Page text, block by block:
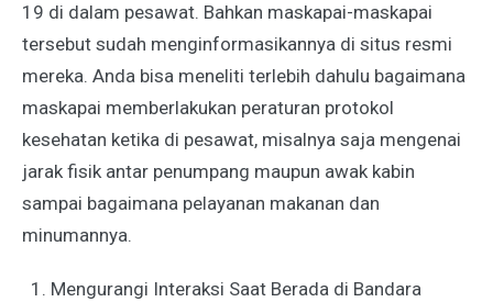
19 di dalam pesawat. Bahkan maskapai-maskapai
tersebut sudah menginformasikannya di situs resmi
mereka. Anda bisa meneliti terlebih dahulu bagaimana
maskapai memberlakukan peraturan protokol
kesehatan ketika di pesawat, misalnya saja mengenai
jarak fisik antar penumpang maupun awak kabin
sampai bagaimana pelayanan makanan dan
minumannya.
Mengurangi Interaksi Saat Berada di Bandara